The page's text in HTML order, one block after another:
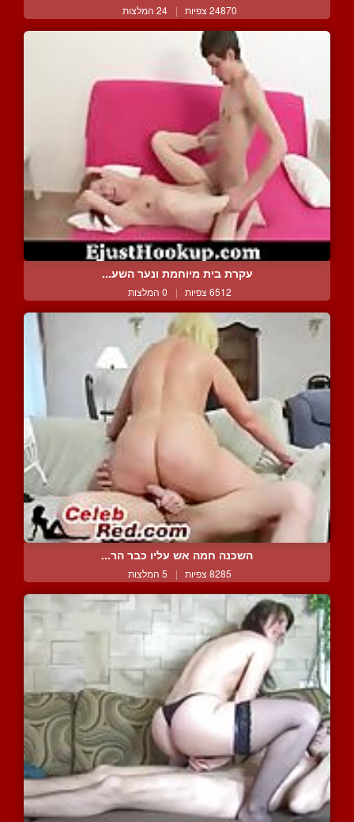
24870 צפיות | 24 המלצות
עקרת בית מיוחמת ונער השע...
6512 צפיות | 0 המלצות
השכנה חמה אש עליו כבר הר...
8285 צפיות | 5 המלצות